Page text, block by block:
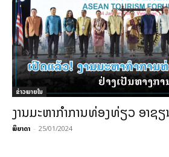
ຂ່າວພາຍ​ໃນ
ງານມະຫາກໍາການທ່ອງທ່ຽວ ອາຊ
ພິຍາດາ - 25/01/2024